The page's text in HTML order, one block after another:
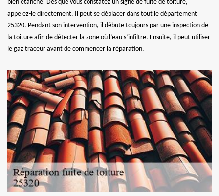
bien étanche. Dès que vous constatez un signe de fuite de toiture,
appelez-le directement. Il peut se déplacer dans tout le département
25320. Pendant son intervention, il débute toujours par une inspection de
la toiture afin de détecter la zone où l’eau s’infiltre. Ensuite, il peut utiliser
le gaz traceur avant de commencer la réparation.